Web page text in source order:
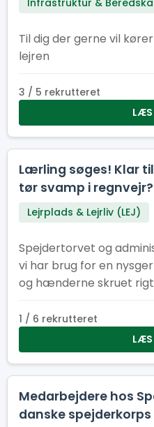
Infrastruktur &
Til dig der gerne vil
lejren
3 / 5 rekrutteret
LÆS
Lærling søges! Klar
tør svamp i regnvejr?
Lejrplads & Lejrliv (LEJ)
Spejdertorvet og
vi har brug for en
og hænderne skruet rigtigt på! Du skal
lære, grine og vokse –
spørgsmålet: “Hvad
her?”
1 / 6 rekrutteret
LÆS
Medarbejdere hos
danske spejderkorps